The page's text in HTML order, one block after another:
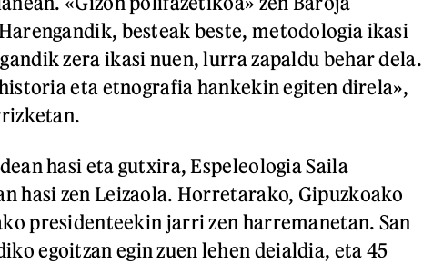
besteak beste, metodologia ikasi
zera ikasi nuen, lurra zapaldu behar dela.
eta etnografia hankekin egiten direla»,
hasi eta gutxira, Espeleologia Saila
hasi zen Leizaola. Horretarako, Gipuzkoako
presidenteekin jarri zen harremanetan. San
egoitzan egin zuen lehen deialdia, eta 45